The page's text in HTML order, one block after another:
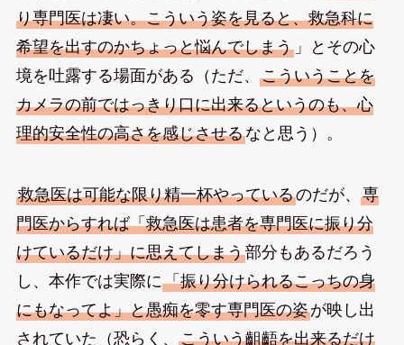
り専門医は凄い。こういう姿を見ると、救急科に
希望を出すのかちょっと悩んでしまう」とその心
境を吐露する場面がある（ただ、 こういうことを
カメラの前ではっきり口に出来るというのも、心
理的安全性の高さを感じさせるなと思う）。
救急医は可能な限り精一杯やっているのだが、 専
門医からすれば「救急医は患者を専門医に振り分
けているだけ」に思えてしまう部分もあるだろう
し、本作では実際に「振り分けられるこっちの身
にもなってよ」と愚痴を零す専門医の姿が映し出
されていた（恐らく、 こういう齟齬を出来るだけ